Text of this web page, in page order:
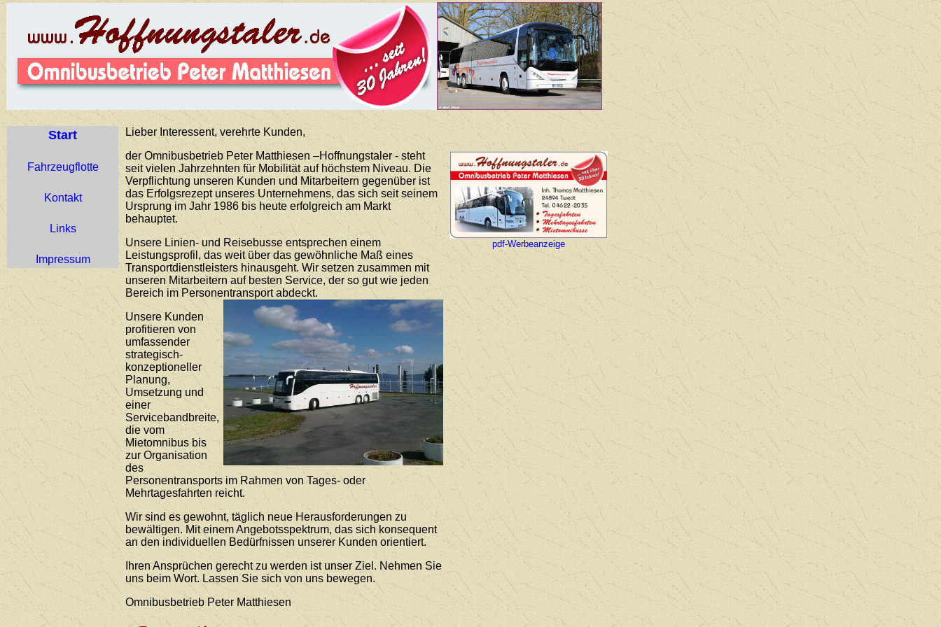
Start
Fahrzeugflotte
Kontakt
Links
Impressum
Lieber Interessent, verehrte Kunden,
der Omnibusbetrieb Peter Matthiesen –Hoffnungstaler - steht
seit vielen Jahrzehnten für Mobilität auf höchstem Niveau. Die
Verpflichtung unseren Kunden und Mitarbeitern gegenüber ist
das Erfolgsrezept unseres Unternehmens, das sich seit seinem
Ursprung im Jahr 1986 bis heute erfolgreich am Markt
behauptet.
Unsere Linien- und Reisebusse entsprechen einem
Leistungsprofil, das weit über das gewöhnliche Maß eines
Transportdienstleisters hinausgeht. Wir setzen zusammen mit
unseren Mitarbeitern auf besten Service, der so gut wie jeden
Bereich im Personentransport abdeckt.
Unsere Kunden
profitieren von
umfassender
strategisch-
konzeptioneller
Planung,
Umsetzung und
einer
Servicebandbreite,
die vom
Mietomnibus bis
zur Organisation
des
Personentransports im Rahmen von Tages- oder
Mehrtagesfahrten reicht.
Wir sind es gewohnt, täglich neue Herausforderungen zu
bewältigen. Mit einem Angebotsspektrum, das sich konsequent
an den individuellen Bedürfnissen unserer Kunden orientiert.
Ihren Ansprüchen gerecht zu werden ist unser Ziel. Nehmen Sie
uns beim Wort. Lassen Sie sich von uns bewegen.
Omnibusbetrieb Peter Matthiesen
pdf-Werbeanzeige